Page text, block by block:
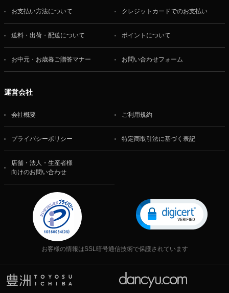
お支払い方法について クレジットカードでのお支払い
送料・出荷・配送について ポイントについて
お中元・お歳暮ご贈答マナー お問い合わせフォーム
運営会社
会社概要 ご利用規約
プライバシーポリシー 特定商取引法に基づく表記
店舗・法人・生産者様
向けのお問い合わせ
お客様の情報はSSL暗号通信技術で保護されています